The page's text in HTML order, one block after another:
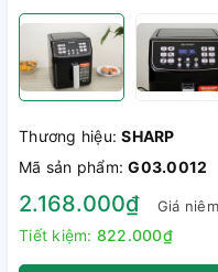
Thương hiệu:SHARP
Mã sản phẩm:G03.0012
2.168.000₫ Giá
Tiết kiệm: 822.000₫